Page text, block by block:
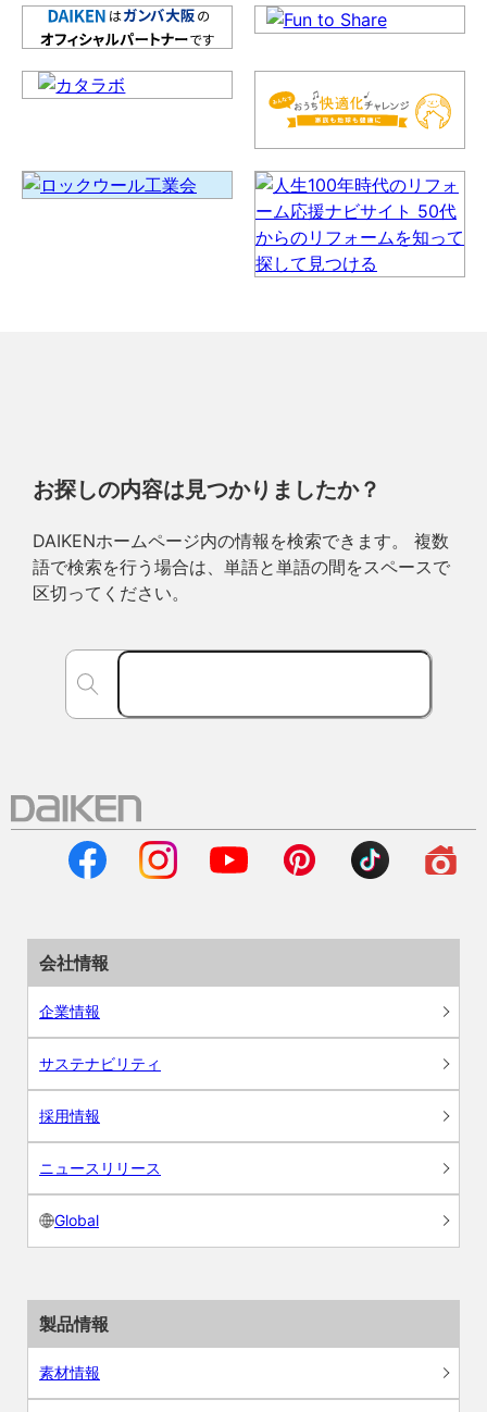
お探しの内容は見つかりましたか？
DAIKENホームページ内の情報を検索できます。 複数
語で検索を行う場合は、単語と単語の間をスペースで
区切ってください。
会社情報
企業情報
サステナビリティ
採用情報
ニュースリリース
Global
製品情報
素材情報